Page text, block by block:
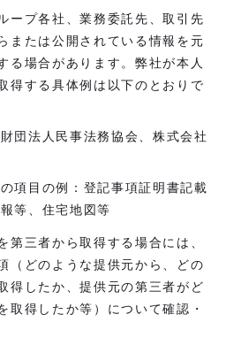
ープ各社、業務委託先、取引先
または公開されている情報を元
る場合があります。弊社が本人
得する具体例は以下のとおりで
団法人民事法務協会、株式会社
項目の例：登記事項証明書記載
等、住宅地図等
第三者から取得する場合には、
（どのような提供元から、どの
得したか、提供元の第三者がど
取得したか等）について確認・